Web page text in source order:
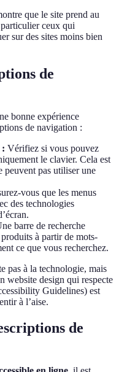
que le site prend au
ceux qui
sur des sites moins bien
de
bonne expérience
de navigation :
: Vérifiez si vous pouvez
le clavier. Cela est
peuvent pas utiliser une
vous que les menus
des technologies
barre de recherche
à partir de mots-
ce que vous recherchez.
pas à la technologie, mais
website design qui respecte
Guidelines) est
à l’aise.
de